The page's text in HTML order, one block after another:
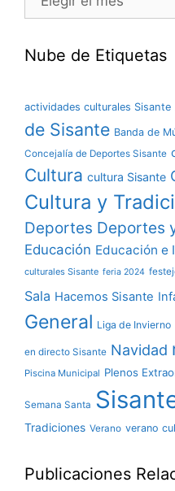
Nube de Etiquetas
actividades culturales Sisante
de Sisante Banda de
Concejalía de Deportes Sisante
Cultura cultura Sisante
Cultura y
Deportes Deportes
Educación Educación e
culturales Sisante feria 2024
Sala Hacemos Sisante
General Liga de Invierno
en directo Sisante Navidad
Piscina Municipal Plenos
Semana Santa
Tradiciones Verano verano
Publicaciones